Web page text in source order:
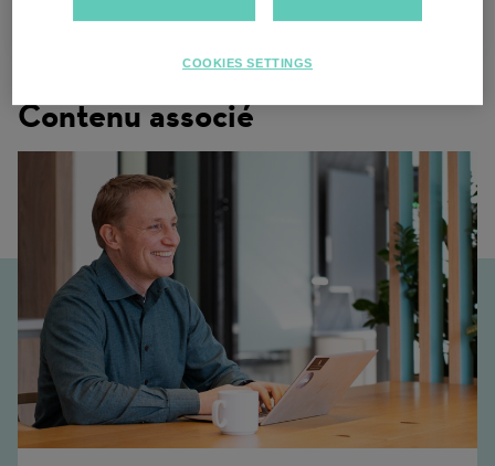
Contenu associé
COOKIES SETTINGS